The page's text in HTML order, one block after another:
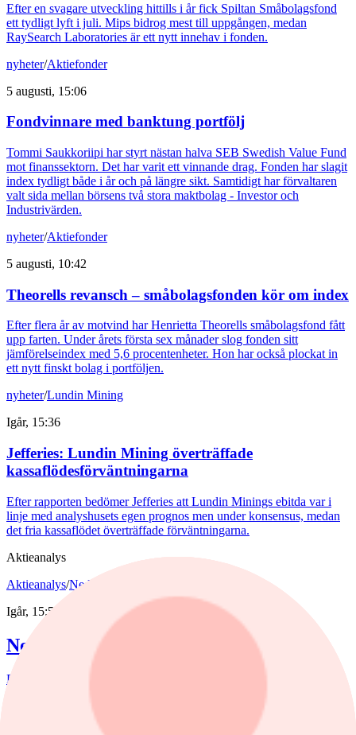
Efter en svagare utveckling hittills i år fick Spiltan Småbolagsfond
ett tydligt lyft i juli. Mips bidrog mest till uppgången, medan
RaySearch Laboratories är ett nytt innehav i fonden.
nyheter/Aktiefonder
5 augusti, 15:06
Fondvinnare med banktung portfölj
Tommi Saukkoriipi har styrt nästan halva SEB Swedish Value Fund
mot finanssektorn. Det har varit ett vinnande drag. Fonden har slagit
index tydligt både i år och på längre sikt. Samtidigt har förvaltaren
valt sida mellan börsens två stora maktbolag - Investor och
Industrivärden.
nyheter/Aktiefonder
5 augusti, 10:42
Theorells revansch – småbolagsfonden kör om index
Efter flera år av motvind har Henrietta Theorells småbolagsfond fått
upp farten. Under årets första sex månader slog fonden sitt
jämförelseindex med 5,6 procentenheter. Hon har också plockat in
ett nytt finskt bolag i portföljen.
nyheter/Lundin Mining
Igår, 15:36
Jefferies: Lundin Mining överträffade
kassaflödesförväntningarna
Efter rapporten bedömer Jefferies att Lundin Minings ebitda var i
linje med analyshusets egen prognos men under konsensus, medan
det fria kassaflödet överträffade förväntningarna.
Aktieanalys
Aktieanalys/Nederman
Igår, 15:55
Nederman: Vändning i sikte?
Det har blåst snåla vindar runt Nederman på börsen de senaste åren.
Aktieanalys